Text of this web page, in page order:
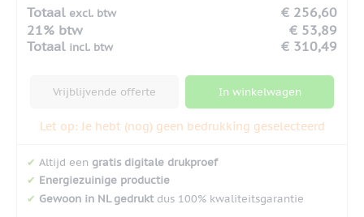
Totaal excl. btw
€ 256,60
21% btw
€ 53,89
Totaal incl. btw € 310,49
Vrijblijvende offerte In winkelwagen
Let op: Je hebt (nog) geen bedrukking geselecteerd
✔ Altijd een gratis digitale drukproef
✔ Energiezuinige productie
✔ Gewoon in NL gedruktdus 100% kwaliteitsgarantie